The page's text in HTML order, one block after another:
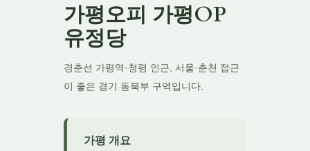
가평오피 가평OP
유정당
경춘선 가평역·청평 인근, 서울·춘천 접근
이 좋은 경기 동북부 구역입니다.
가평 개요